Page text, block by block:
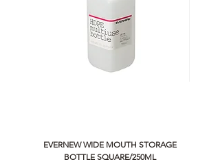
EVERNEW WIDE MOUTH STORAGE
BOTTLE SQUARE/250ML